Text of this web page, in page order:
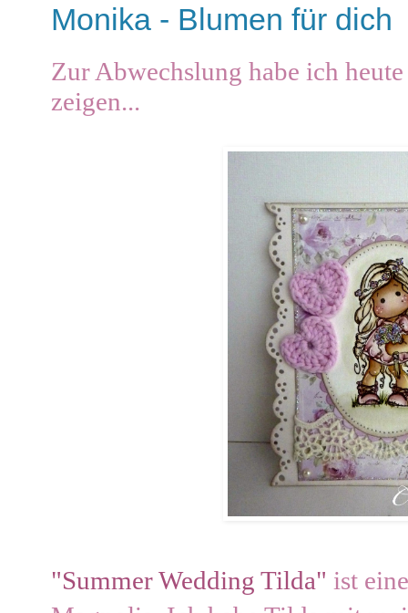
Monika - Blumen für dich
Zur Abwechslung habe ich
zeigen...
"Summer Wedding Tilda" ist